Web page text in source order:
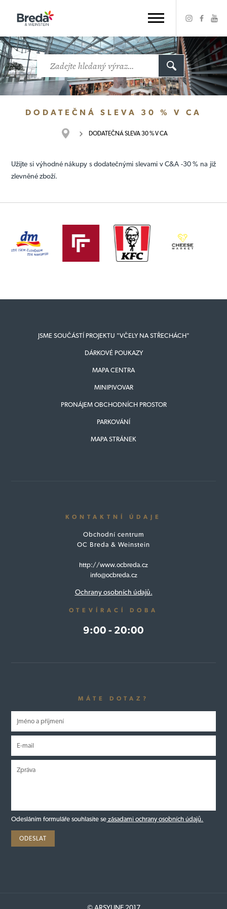
DODATEČNÁ SLEVA 30 % V CA
DODATEČNÁ SLEVA 30 % V CA
Užijte si výhodné nákupy s dodatečnými slevami v C&A -30 % na již
zlevněné zboží.
JSME SOUČÁSTÍ PROJEKTU "VČELY NA STŘECHÁCH"
DÁRKOVÉ POUKAZY
MAPA CENTRA
MINIPIVOVAR
PRONÁJEM OBCHODNÍCH PROSTOR
PARKOVÁNÍ
MAPA STRÁNEK
KONTAKTNÍ ÚDAJE
Obchodní centrum
OC Breda & Weinstein
http://www.ocbreda.cz
info@ocbreda.cz
Ochrany osobních údajů.
OTEVÍRACÍ DOBA
9:00 - 20:00
MÁTE DOTAZ?
Odesláním formuláře souhlasíte se zásadami ochrany osobních údajů.